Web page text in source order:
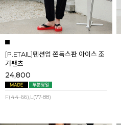
[P.ETAIL]텐션업 쫀득스판 아이스 조
거팬츠
24,800
F(44-66),L(77-88)